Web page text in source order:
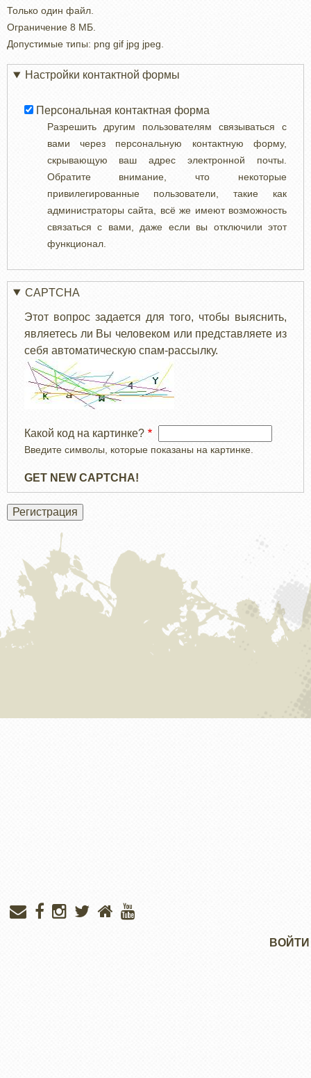
Только один файл.
Ограничение 8 МБ.
Допустимые типы: png gif jpg jpeg.
Настройки контактной формы
Персональная контактная форма
Разрешить другим пользователям связываться с
вами через персональную контактную форму,
скрывающую ваш адрес электронной почты.
Обратите внимание, что некоторые
привилегированные пользователи, такие как
администраторы сайта, всё же имеют возможность
связаться с вами, даже если вы отключили этот
функционал.
CAPTCHA
Этот вопрос задается для того, чтобы выяснить,
являетесь ли Вы человеком или представляете из
себя автоматическую спам-рассылку.
Какой код на картинке?
Введите символы, которые показаны на картинке.
GET NEW CAPTCHA!
ВОЙТИ